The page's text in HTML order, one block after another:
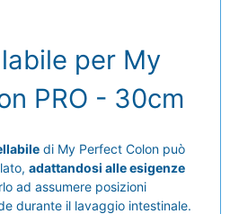
per My
PRO - 30cm
di My Perfect Colon può
adattandosi alle esigenze
ad assumere posizioni
durante il lavaggio intestinale.